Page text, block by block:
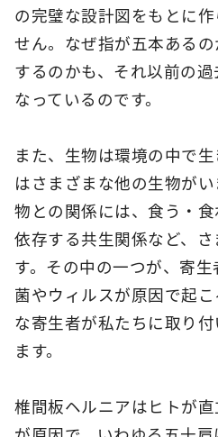
の完璧な設計図をもとに
せん。なぜ指が五本ある
するのかも、それ以前の
なっているのです。
また、生物は環境の中で
はさまざまな他の生物が
物との関係には、食う・
依存する共生関係など、
す。その中の一つが、寄
菌やウィルスが原因で起
な寄生者が私たちに取り
ます。
椎間板ヘルニアはヒトが